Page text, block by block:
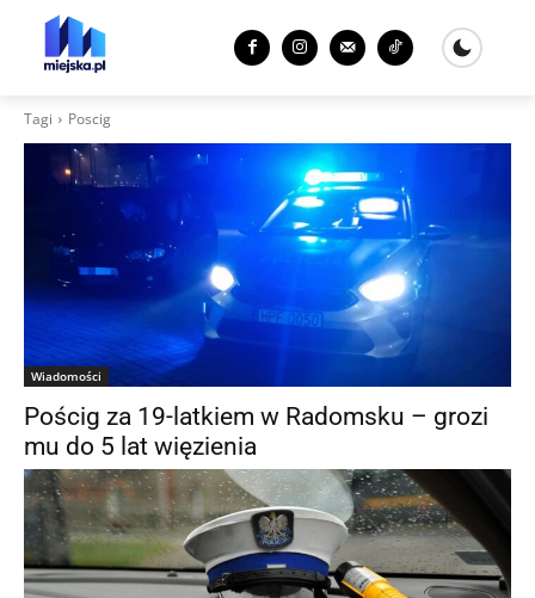
Tagi Poscig
Wiadomości
Pościg za 19-latkiem w Radomsku – grozi
mu do 5 lat więzienia